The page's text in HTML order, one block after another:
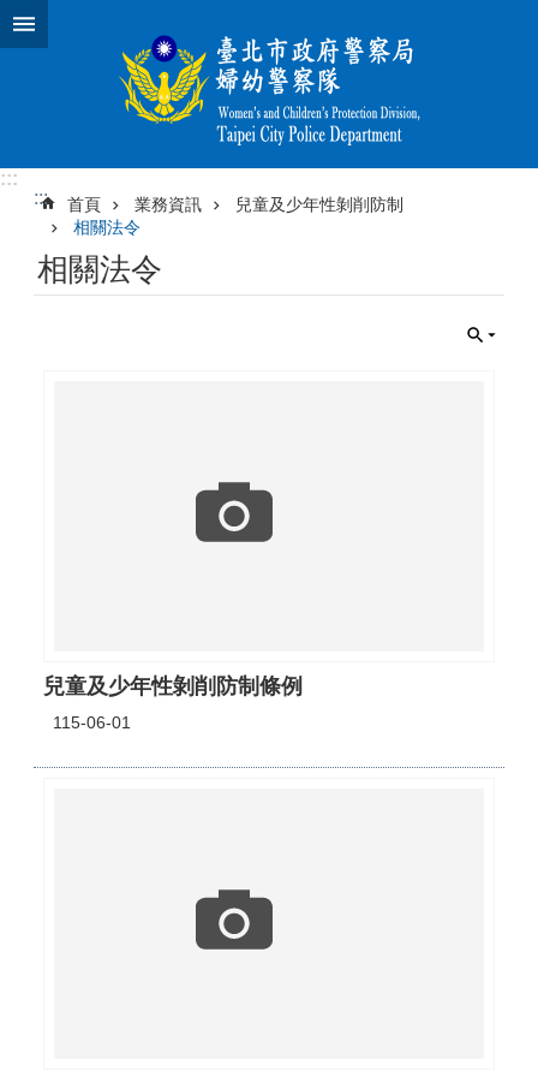
跳到主要內容區塊
:::
:::
首頁 業務資訊
兒童及少年性剝削防制
相關法令
相關法令
兒童及少年性剝削防制條例
115-06-01